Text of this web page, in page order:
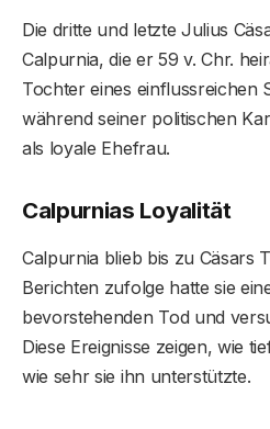
Die dritte und letzte Julius
Calpurnia, die er 59 v. Chr.
Tochter eines einflussreichen
während seiner politischen
als loyale Ehefrau.
Calpurnias Loyalität
Calpurnia blieb bis zu Cäsars
Berichten zufolge hatte sie
bevorstehenden Tod und
Diese Ereignisse zeigen, wie
wie sehr sie ihn unterstützte.